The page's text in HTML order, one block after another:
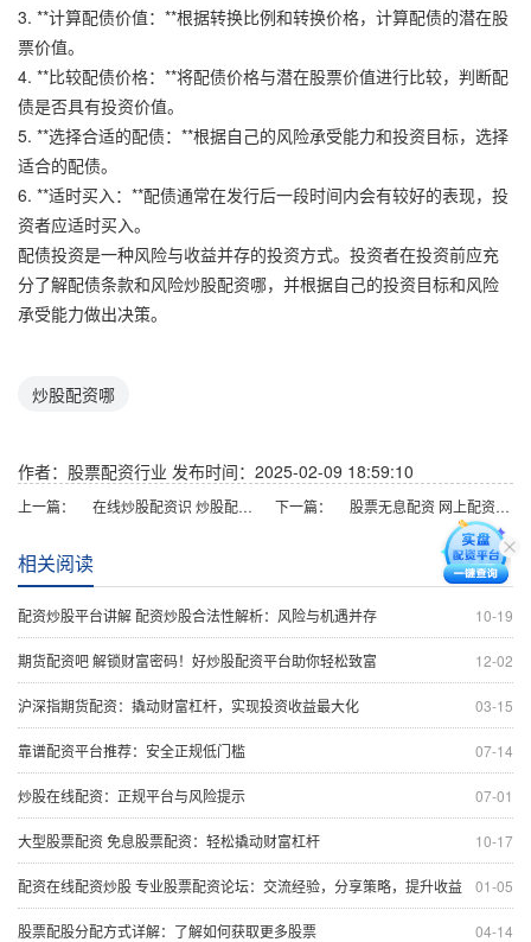
3. **计算配债价值：**根据转换比例和转换价格，计算配债的潜在股
票价值。
4. **比较配债价格：**将配债价格与潜在股票价值进行比较，判断配
债是否具有投资价值。
5. **选择合适的配债：**根据自己的风险承受能力和投资目标，选择
适合的配债。
6. **适时买入：**配债通常在发行后一段时间内会有较好的表现，投
资者应适时买入。
配债投资是一种风险与收益并存的投资方式。投资者在投资前应充
分了解配债条款和风险炒股配资哪，并根据自己的投资目标和风险
承受能力做出决策。
炒股配资哪
作者：股票配资行业 发布时间：2025-02-09 18:59:10
上一篇： 在线炒股配资识 炒股配资推荐：助力资金放大，提升收益率 下一篇： 股票无息配资 网上配资开户炒股，轻松倍增收益
相关阅读
10-19
配资炒股平台讲解 配资炒股合法性解析：风险与机遇并存
12-02
期货配资吧 解锁财富密码！好炒股配资平台助你轻松致富
03-15
沪深指期货配资：撬动财富杠杆，实现投资收益最大化
07-14
靠谱配资平台推荐：安全正规低门槛
07-01
炒股在线配资：正规平台与风险提示
10-17
大型股票配资 免息股票配资：轻松撬动财富杠杆
01-05
配资在线配资炒股 专业股票配资论坛：交流经验，分享策略，提升收益
04-14
股票配股分配方式详解：了解如何获取更多股票